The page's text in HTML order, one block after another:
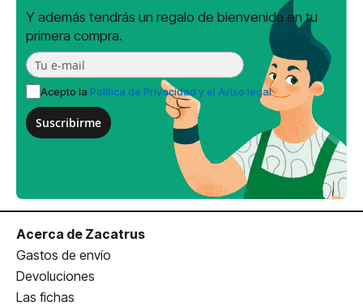
Y además tendrás un regalo de bienvenida en tu
primera compra.
Acepto la Política de Privacidad y el Aviso legal
Suscribirme
Acerca de Zacatrus
Gastos de envío
Devoluciones
Las fichas